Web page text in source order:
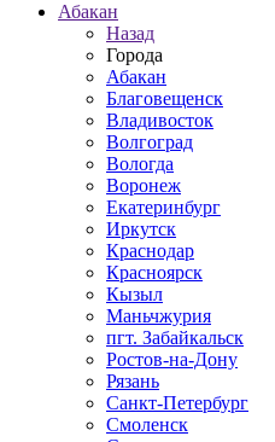
Абакан
Назад
Города
Абакан
Благовещенск
Владивосток
Волгоград
Вологда
Воронеж
Екатеринбург
Иркутск
Краснодар
Красноярск
Кызыл
Маньчжурия
пгт. Забайкальск
Ростов-на-Дону
Рязань
Санкт-Петербург
Смоленск